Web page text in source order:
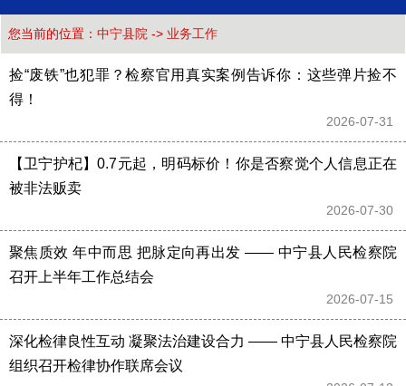
您当前的位置： 中宁县院 -> 业务工作
捡“废铁”也犯罪？检察官用真实案例告诉你：这些弹片捡不
得！
2026-07-31
【卫宁护杞】0.7元起，明码标价！你是否察觉个人信息正在
被非法贩卖
2026-07-30
聚焦质效 年中而思 把脉定向再出发 —— 中宁县人民检察院
召开上半年工作总结会
2026-07-15
深化检律良性互动 凝聚法治建设合力 —— 中宁县人民检察院
组织召开检律协作联席会议